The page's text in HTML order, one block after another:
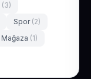
(3)
Spor (2)
Mağaza (1)